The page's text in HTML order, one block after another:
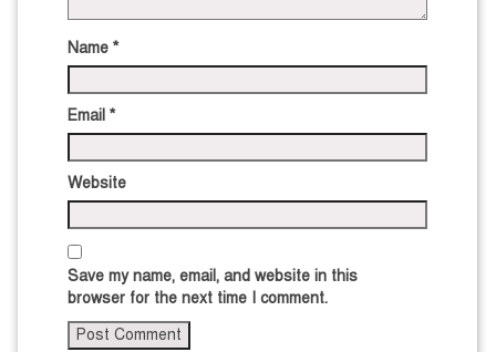
Name *
Email *
Website
Save my name, email, and website in this
browser for the next time I comment.